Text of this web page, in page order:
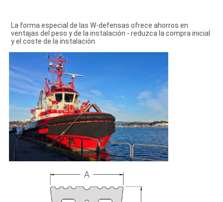
La forma especial de las W-defensas ofrece ahorros en
ventajas del peso y de la instalación - reduzca la compra inicial
y el coste de la instalación.